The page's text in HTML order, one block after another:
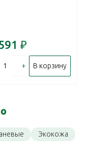
₽
+ В корзину
Экокожа